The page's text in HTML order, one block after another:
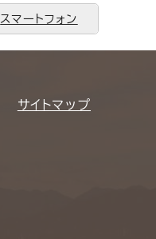
スマートフォン
サイトマップ